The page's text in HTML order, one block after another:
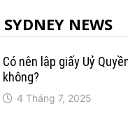
NEWS
Có nên lập giấy Uỷ
không?
4 Tháng 7, 2025